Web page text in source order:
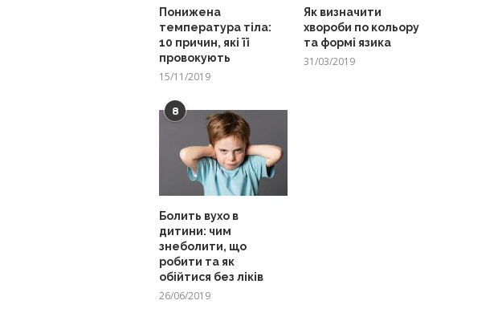
Понижена
температура тіла:
10 причин, які її
провокують
15/11/2019
Як визначити
хвороби по кольору
та формі язика
31/03/2019
8
Болить вухо в
дитини: чим
знеболити, що
робити та як
обійтися без ліків
26/06/2019